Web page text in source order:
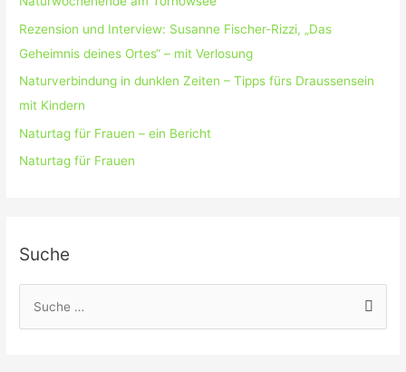
Rezension und Interview: Susanne Fischer-Rizzi, „Das
Geheimnis deines Ortes“ – mit Verlosung
Naturverbindung in dunklen Zeiten – Tipps fürs Draussensein
mit Kindern
Naturtag für Frauen – ein Bericht
Naturtag für Frauen
Suche